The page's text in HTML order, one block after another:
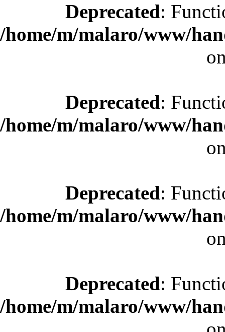
Deprecated:
/home/m/malaro/www/
Deprecated:
/home/m/malaro/www/
Deprecated:
/home/m/malaro/www/
Deprecated:
/home/m/malaro/www/